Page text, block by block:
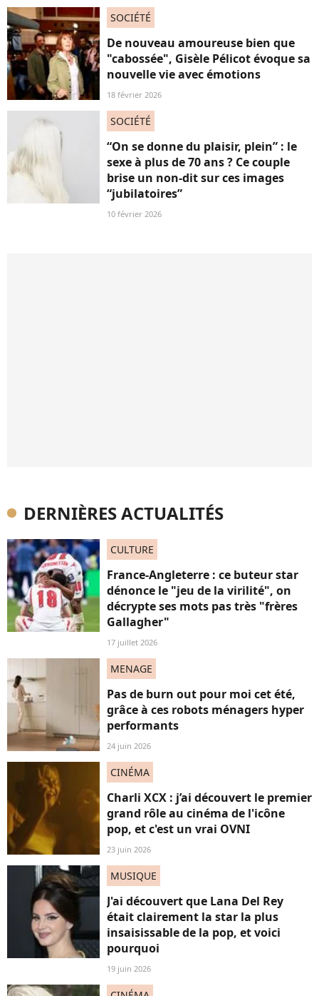
SOCIÉTÉ
De nouveau amoureuse bien que
"cabossée", Gisèle Pélicot évoque sa
nouvelle vie avec émotions
18 février 2026
SOCIÉTÉ
“On se donne du plaisir, plein” : le
sexe à plus de 70 ans ? Ce couple
brise un non-dit sur ces images
“jubilatoires”
10 février 2026
DERNIÈRES ACTUALITÉS
CULTURE
France-Angleterre : ce buteur star
dénonce le "jeu de la virilité", on
décrypte ses mots pas très "frères
Gallagher"
17 juillet 2026
MENAGE
Pas de burn out pour moi cet été,
grâce à ces robots ménagers hyper
performants
24 juin 2026
CINÉMA
Charli XCX : j’ai découvert le premier
grand rôle au cinéma de l'icône
pop, et c'est un vrai OVNI
23 juin 2026
MUSIQUE
J'ai découvert que Lana Del Rey
était clairement la star la plus
insaisissable de la pop, et voici
pourquoi
19 juin 2026